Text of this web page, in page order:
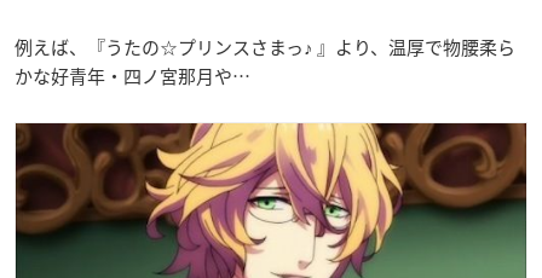
例えば、『うたの☆プリンスさまっ♪ 』より、温厚で物腰柔ら
かな好青年・四ノ宮那月や…